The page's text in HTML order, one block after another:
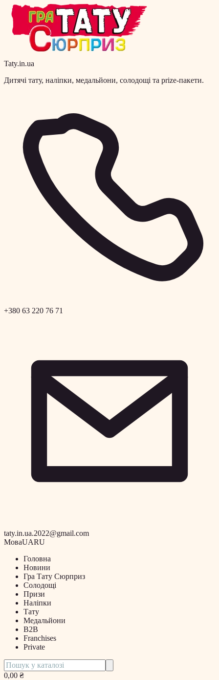
Taty.in.ua
Дитячі тату, наліпки, медальйони, солодощі та prize-пакети.
+380 63 220 76 71
taty.in.ua.2022@gmail.com
МоваUARU
Головна
Новини
Гра Тату Сюрприз
Солодощі
Призи
Наліпки
Тату
Медальйони
B2B
Franchises
Private
0,00 ₴